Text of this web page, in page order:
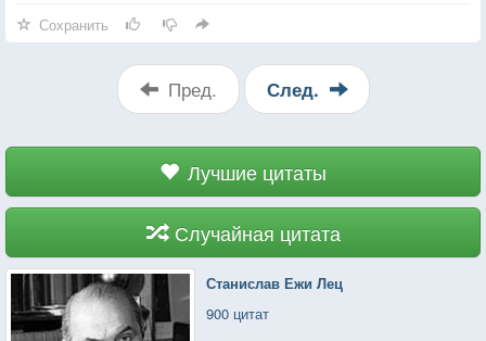
Сохранить
Пред. След.
Лучшие цитаты
Случайная цитата
Станислав Ежи Лец
900 цитат